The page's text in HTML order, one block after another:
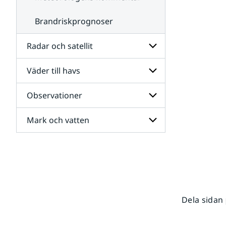
Brandriskprognoser
Radar och satellit
Undersidor
för
Radar
och
satellit
Väder till havs
Undersidor
för
Väder
till
havs
Observationer
Undersidor
för
Mark och vatten
Dela sidan